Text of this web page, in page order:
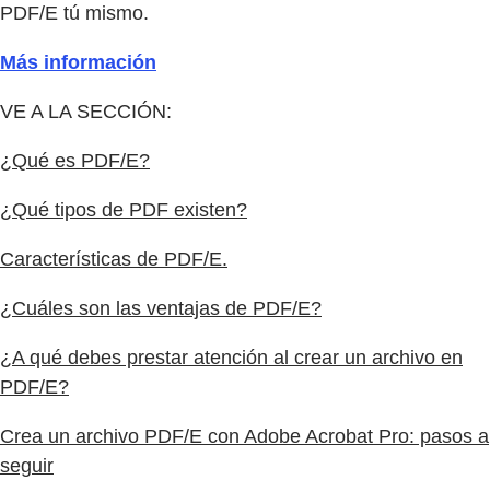
PDF/E tú mismo.
Más información
VE A LA SECCIÓN:
¿Qué es PDF/E?
¿Qué tipos de PDF existen?
Características de PDF/E.
¿Cuáles son las ventajas de PDF/E?
¿A qué debes prestar atención al crear un archivo en
PDF/E?
Crea un archivo PDF/E con Adobe Acrobat Pro: pasos a
seguir